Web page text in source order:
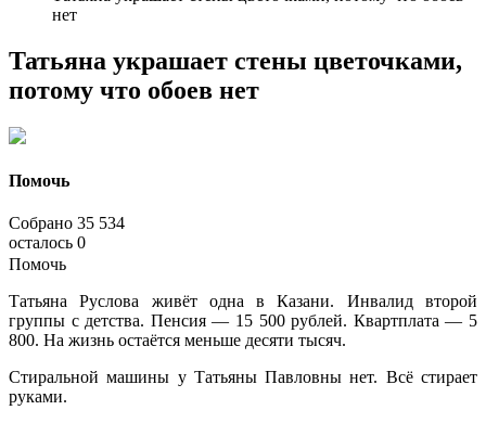
нет
Татьяна украшает стены цветочками,
потому что обоев нет
Помочь
Собрано 35 534
осталось 0
Помочь
Татьяна Руслова живёт одна в Казани. Инвалид второй
группы с детства. Пенсия — 15 500 рублей. Квартплата — 5
800. На жизнь остаётся меньше десяти тысяч.
Стиральной машины у Татьяны Павловны нет. Всё стирает
руками.